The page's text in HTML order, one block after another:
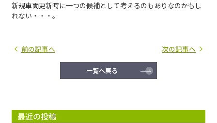
新規車両更新時に一つの候補として考えるのもありなのかもし
れない・・・。
前の記事へ 次の記事へ
一覧へ戻る
最近の投稿